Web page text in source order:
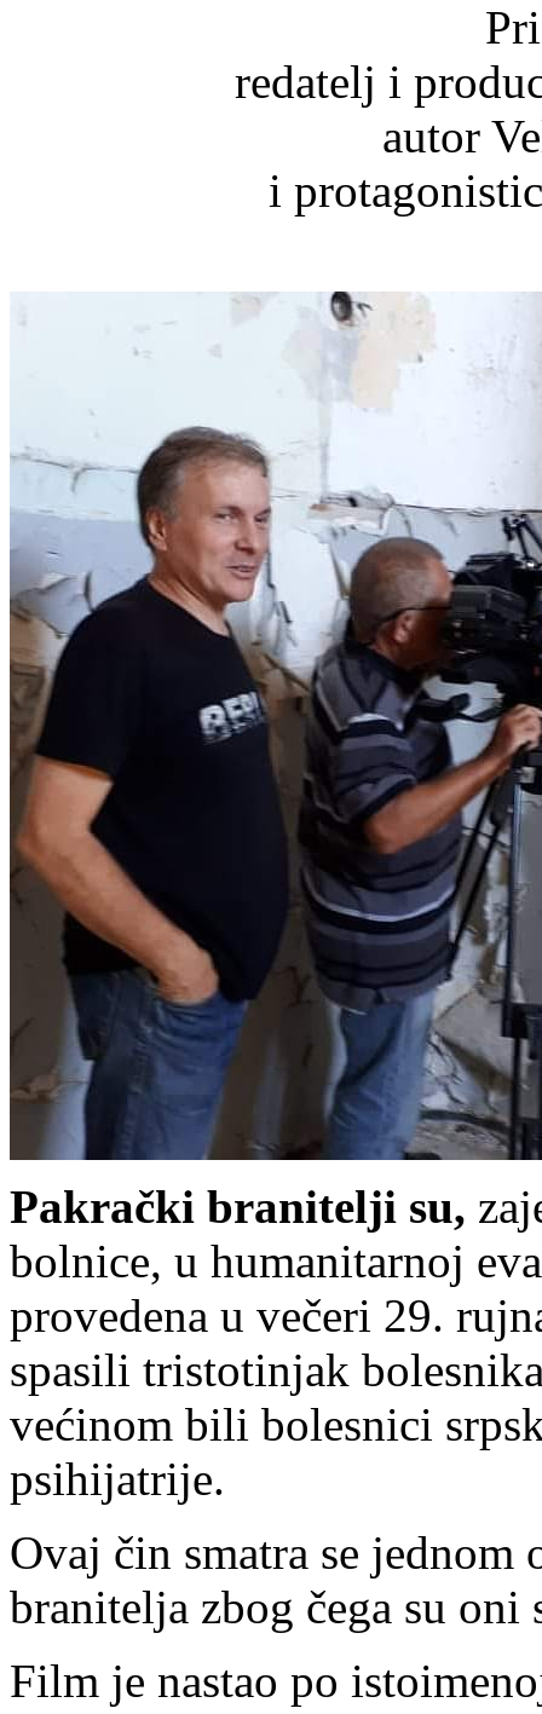
redatelj i
autor
i
Pakrački branitelji su,
bolnice, u humanitarnoj
provedena u večeri 29.
spasili tristotinjak
većinom bili bolesnici
psihijatrije.
Ovaj čin smatra se
branitelja zbog čega su
Film je nastao po